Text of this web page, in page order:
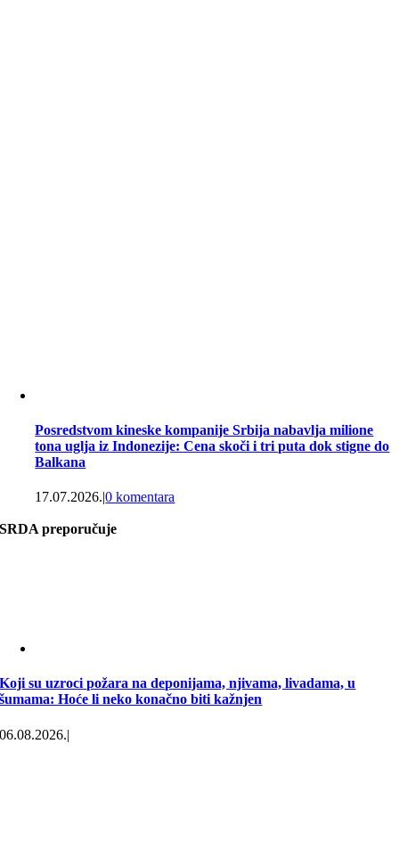
Posredstvom kineske kompanije Srbija nabavlja milione
tona uglja iz Indonezije: Cena skoči i tri puta dok stigne do
Balkana
17.07.2026.|0 komentara
SRDA preporučuje
Koji su uzroci požara na deponijama, njivama, livadama, u
šumama: Hoće li neko konačno biti kažnjen
06.08.2026.|